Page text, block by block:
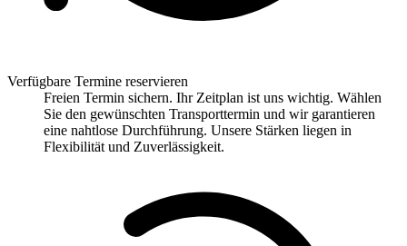
Verfügbare Termine reservieren
Freien Termin sichern. Ihr Zeitplan ist uns wichtig. Wählen
Sie den gewünschten Transporttermin und wir garantieren
eine nahtlose Durchführung. Unsere Stärken liegen in
Flexibilität und Zuverlässigkeit.